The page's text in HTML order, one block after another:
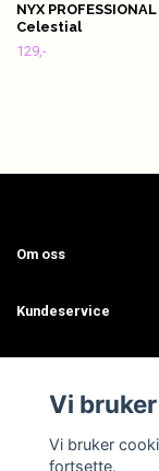
NYX
Celestial
129,-
Om oss
Kundeservice
Vi
Vi bruker
fortsette.